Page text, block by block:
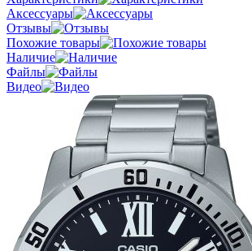
Аксессуары
Отзывы
Похожие товары
Наличие
Файлы
Видео